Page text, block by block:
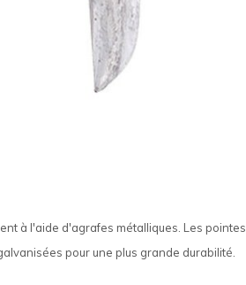
à l'aide d'agrafes métalliques. Les pointes
pour une plus grande durabilité.